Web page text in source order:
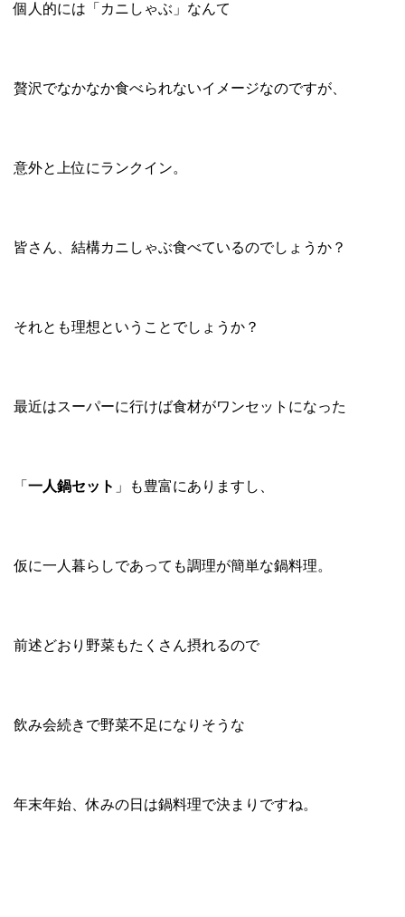
個人的には「カニしゃぶ」なんて
贅沢でなかなか食べられないイメージなのですが、
意外と上位にランクイン。
皆さん、結構カニしゃぶ食べているのでしょうか？
それとも理想ということでしょうか？
最近はスーパーに行けば食材がワンセットになった
「 一人鍋セット 」も豊富にありますし、
仮に一人暮らしであっても調理が簡単な鍋料理。
前述どおり野菜もたくさん摂れるので
飲み会続きで野菜不足になりそうな
年末年始、休みの日は鍋料理で決まりですね。